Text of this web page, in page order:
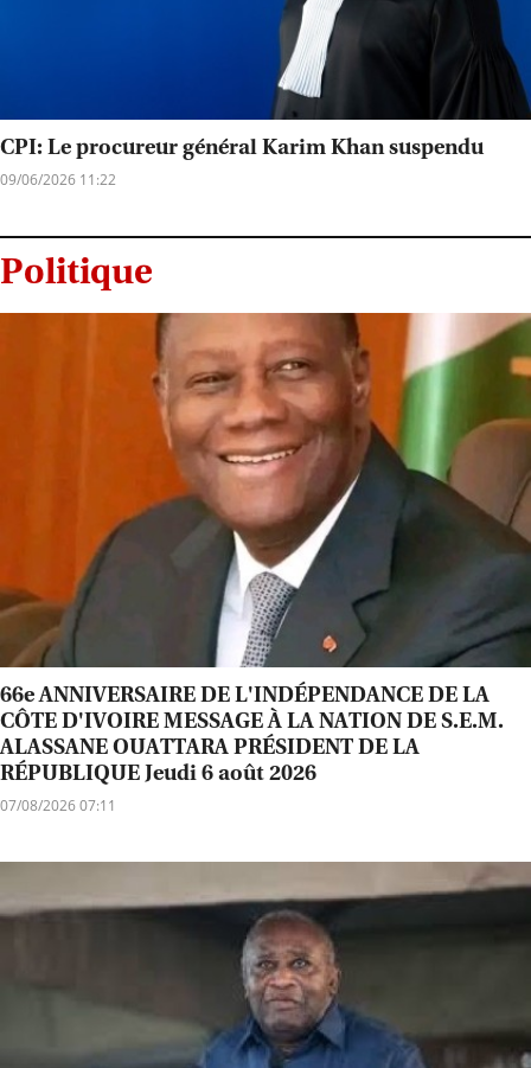
CPI: Le procureur général Karim Khan suspendu
09/06/2026 11:22
Politique
66e ANNIVERSAIRE DE L'INDÉPENDANCE DE LA
CÔTE D'IVOIRE MESSAGE À LA NATION DE S.E.M.
ALASSANE OUATTARA PRÉSIDENT DE LA
RÉPUBLIQUE Jeudi 6 août 2026
07/08/2026 07:11